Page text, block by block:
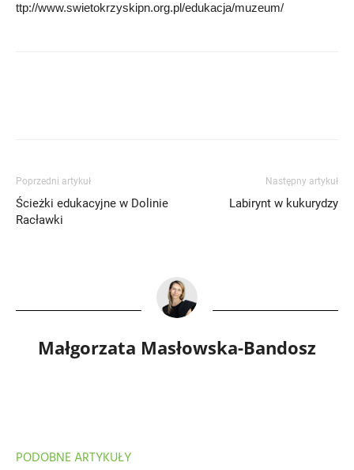
ttp://www.swietokrzyskipn.org.pl/edukacja/muzeum/
Poprzedni artykuł
Ścieżki edukacyjne w Dolinie
Racławki
Następny artykuł
Labirynt w kukurydzy
Małgorzata Masłowska-Bandosz
PODOBNE ARTYKUŁY